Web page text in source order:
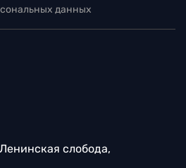
данных
слобода,